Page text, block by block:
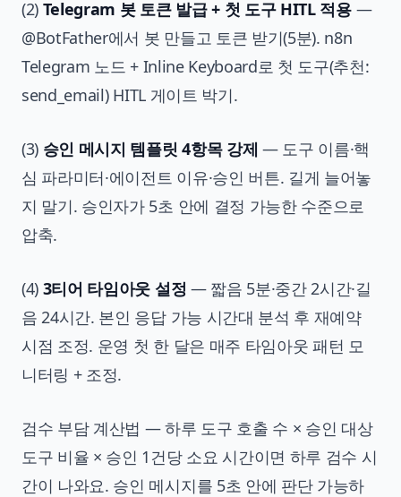
(2) Telegram 봇 토큰 발급 + 첫 도구 HITL 적용—
@BotFather에서 봇 만들고 토큰 받기(5분). n8n
Telegram 노드 + Inline Keyboard로 첫 도구(추천:
send_email) HITL 게이트 박기.
(3) 승인 메시지 템플릿 4항목 강제 — 도구 이름·핵
심 파라미터·에이전트 이유·승인 버튼. 길게 늘어놓
지 말기. 승인자가 5초 안에 결정 가능한 수준으로
압축.
(4) 3티어 타임아웃 설정 — 짧음 5분·중간 2시간·길
음 24시간. 본인 응답 가능 시간대 분석 후 재예약
시점 조정. 운영 첫 한 달은 매주 타임아웃 패턴 모
니터링 + 조정.
검수 부담 계산법 — 하루 도구 호출 수 × 승인 대상
도구 비율 × 승인 1건당 소요 시간이면 하루 검수 시
간이 나와요. 승인 메시지를 5초 안에 판단 가능하